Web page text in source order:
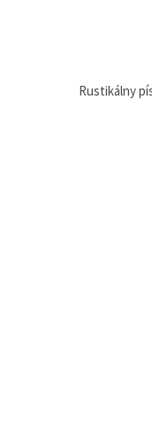
Rustikálny